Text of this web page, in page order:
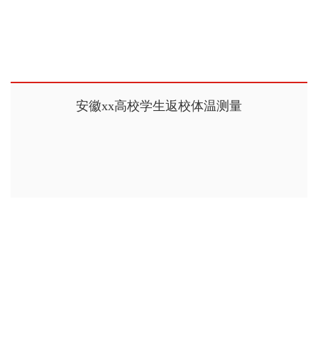
安徽xx高校学生返校体温测量